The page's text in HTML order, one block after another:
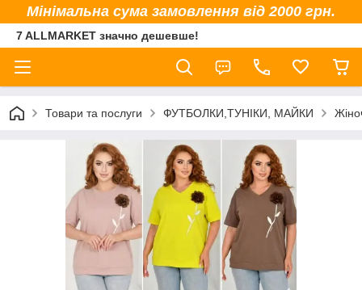
Мінімальна сума замовлення від 2000 грн.
7 ALLMARKET значно дешевше!
Товари та послуги ФУТБОЛКИ,ТУНІКИ, МАЙКИ